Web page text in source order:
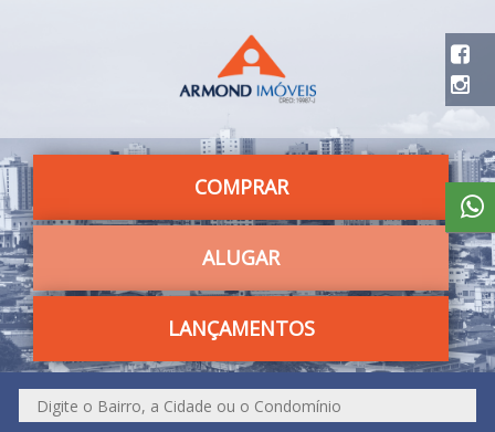
COMPRAR
ALUGAR
LANÇAMENTOS